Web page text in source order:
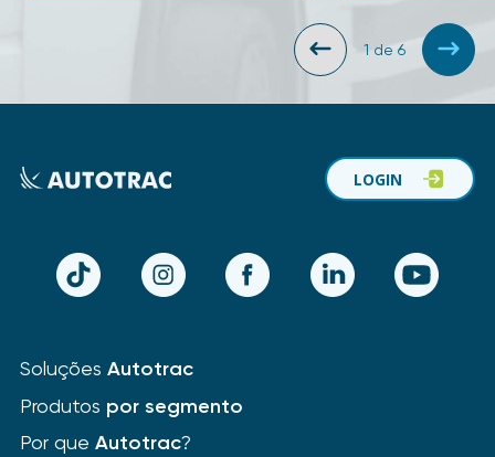
1 de 6
TikTok Instagram Facebook LinkedIn YouTube
LOGIN
Soluções Autotrac
Produtos por segmento
Por que Autotrac?